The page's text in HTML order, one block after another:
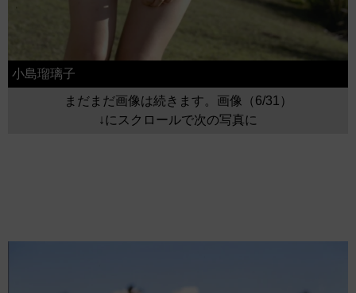
小島瑠璃子
まだまだ画像は続きます。画像（6/31）
↓にスクロールで次の写真に